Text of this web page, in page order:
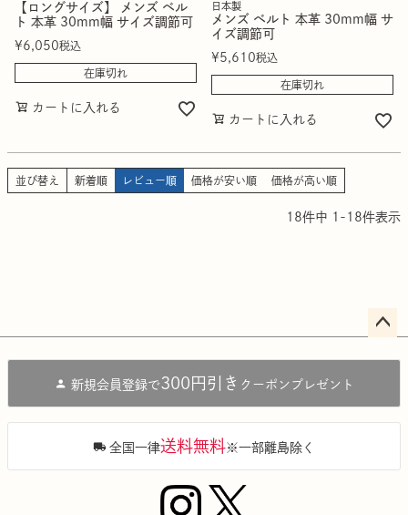
【ロングサイズ】 メンズ ベル
ト 本革 30mm幅 サイズ調節可
¥6,050税込
在庫切れ
カートに入れる
日本製
メンズ ベルト 本革 30mm幅 サ
イズ調節可
¥5,610税込
在庫切れ
カートに入れる
並び替え 新着順 レビュー順 価格が安い順 価格が高い順
18件中 1 - 18件表示
へ
新規会員登録で300円引き クーポンプレゼント
全国一律送料無料※一部離島除く